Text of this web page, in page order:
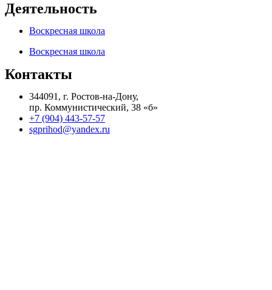
Деятельность
Воскресная школа
Воскресная школа
Контакты
344091, г. Ростов-на-Дону,
пр. Коммунистический, 38 «б»
+7 (904) 443-57-57
sgprihod@yandex.ru